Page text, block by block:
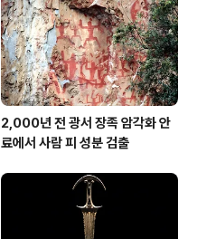
2,000년 전 광서 장족 암각화 안
료에서 사람 피 성분 검출